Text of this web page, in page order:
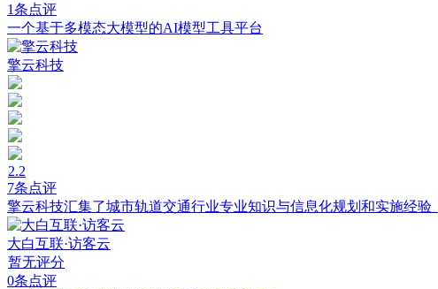
1条点评
一个基于多模态大模型的AI模型工具平台
擎云科技
2.2
7条点评
擎云科技汇集了城市轨道交通行业专业知识与信息化规划和实施经
大白互联·访客云
暂无评分
0条点评